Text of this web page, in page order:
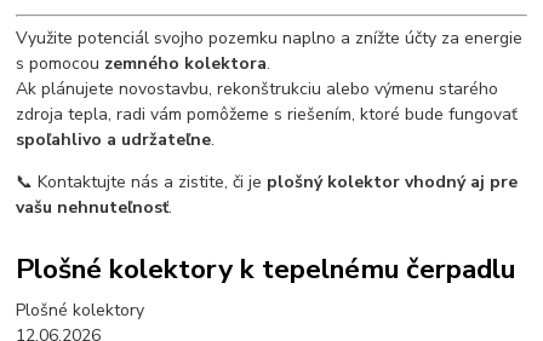
Využite potenciál svojho pozemku naplno a znížte účty za energie
s pomocou zemného kolektora.
Ak plánujete novostavbu, rekonštrukciu alebo výmenu starého
zdroja tepla, radi vám pomôžeme s riešením, ktoré bude fungovať
spoľahlivo a udržateľne.
📞 Kontaktujte nás a zistite, či je plošný kolektor vhodný aj pre
vašu nehnuteľnosť.
Plošné kolektory k tepelnému čerpadlu
Plošné kolektory
12.06.2026